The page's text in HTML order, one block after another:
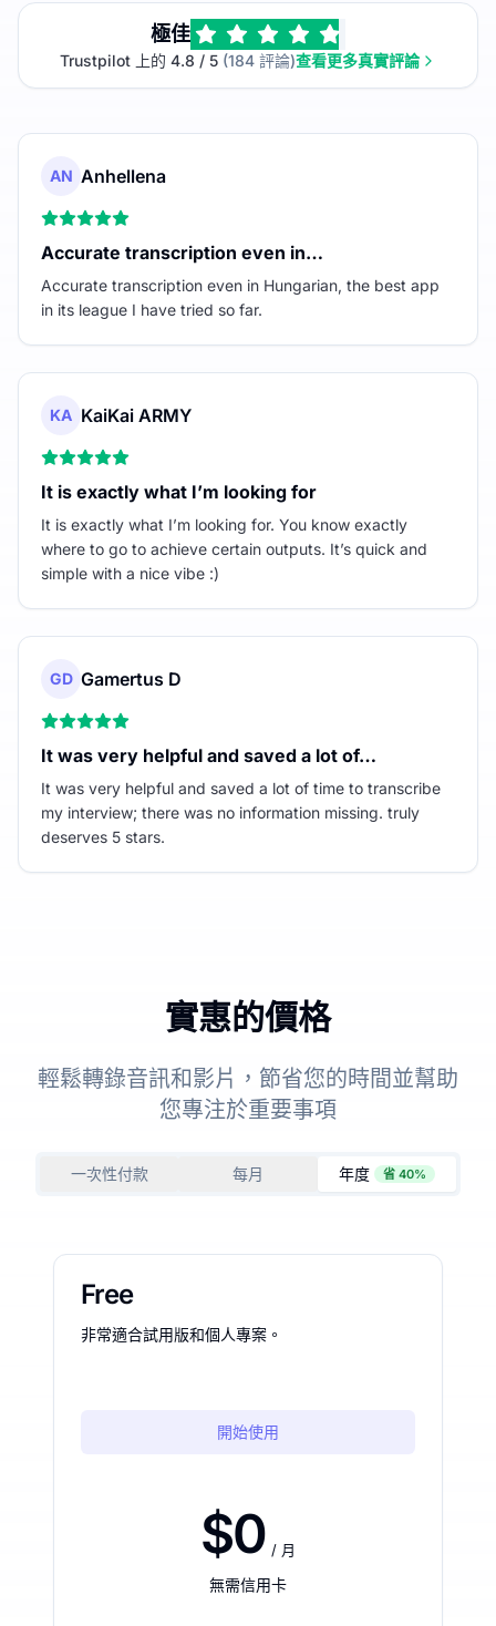
極佳
Trustpilot 上的 4.8 / 5(184 評論)查看更多真實評論
AN Anhellena
Accurate transcription even in…
Accurate transcription even in Hungarian, the best app
in its league I have tried so far.
KA KaiKai ARMY
It is exactly what I’m looking for
It is exactly what I’m looking for. You know exactly
where to go to achieve certain outputs. It’s quick and
simple with a nice vibe :)
GD Gamertus D
It was very helpful and saved a lot of…
It was very helpful and saved a lot of time to transcribe
my interview; there was no information missing. truly
deserves 5 stars.
實惠的價格
輕鬆轉錄音訊和影片，節省您的時間並幫助
您專注於重要事項
一次性付款 每月 年度 省 40%
Free
非常適合試用版和個人專案。
開始使用
$0 / 月
無需信用卡